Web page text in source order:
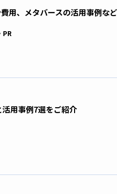
用、メタバースの活用事例な
PR
活用事例7選をご紹介